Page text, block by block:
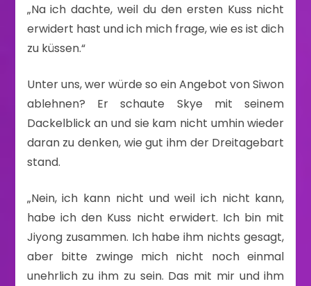
„Na ich dachte, weil du den ersten Kuss nicht
erwidert hast und ich mich frage, wie es ist dich
zu küssen.“
Unter uns, wer würde so ein Angebot von Siwon
ablehnen? Er schaute Skye mit seinem
Dackelblick an und sie kam nicht umhin wieder
daran zu denken, wie gut ihm der Dreitagebart
stand.
„Nein, ich kann nicht und weil ich nicht kann,
habe ich den Kuss nicht erwidert. Ich bin mit
Jiyong zusammen. Ich habe ihm nichts gesagt,
aber bitte zwinge mich nicht noch einmal
unehrlich zu ihm zu sein. Das mit mir und ihm